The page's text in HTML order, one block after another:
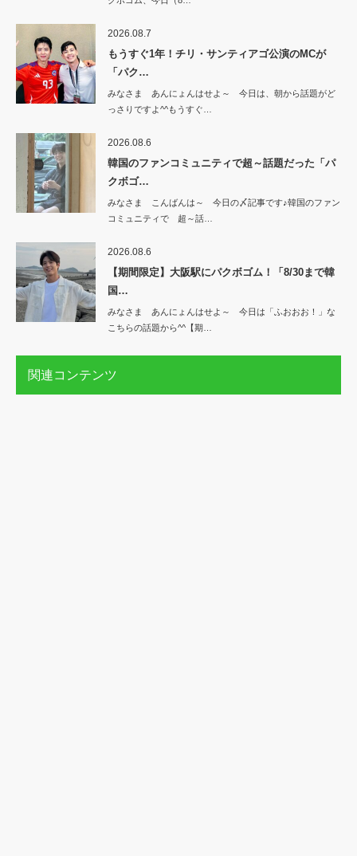
2026.08.7
もうすぐ1年！チリ・サンティアゴ公演のMCが
「パク…
みなさま あんにょんはせよ～ 今日は、朝から話題がど
っさりですよ^^もうすぐ…
2026.08.6
韓国のファンコミュニティで超～話題だった「パ
クボゴ…
みなさま こんばんは～ 今日の〆記事です♪韓国のファン
コミュニティで 超～話…
2026.08.6
【期間限定】大阪駅にパクボゴム！「8/30まで韓
国…
みなさま あんにょんはせよ～ 今日は「ふおおお！」な
こちらの話題から^^【期…
関連コンテンツ